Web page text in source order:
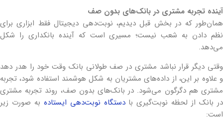
آینده تجربه مشتری در بانک‌های بدون صف
همان‌طور که در بخش قبل دیدیم، نوبت‌دهی دیجیتال فقط ابزاری برای
نظم دادن به شعب نیست؛ مسیری است که آینده بانکداری را شکل
می‌دهد.
وقتی دیگر قرار نباشد مشتری در صف طولانی بانک وقت خود را هدر دهد
و علاوه بر این، از داده‌های مشتریان به شکل هوشمند استفاده شود، تجربه
مشتری هم دگرگون می‌شود. در بانک‌های بدون صف، روند تجربه مشتری
در بانک از لحظه نوبت‌گیری بادستگاه نوبت‌دهی ایستاده به صورت زیر
است: